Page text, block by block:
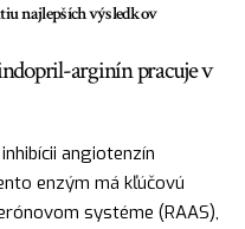
najlepších výsledkov
arginín pracuje v
angiotenzín
enzým má kľúčovú
systéme (RAAS),